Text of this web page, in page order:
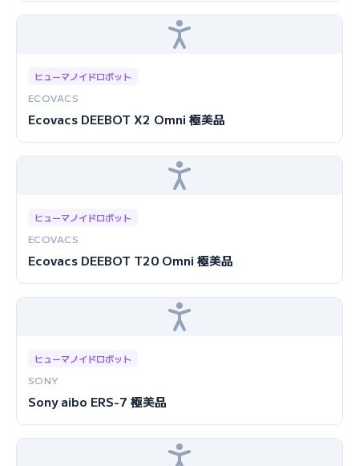
ヒューマノイドロボット
ECOVACS
Ecovacs DEEBOT X2 Omni 極美品
ヒューマノイドロボット
ECOVACS
Ecovacs DEEBOT T20 Omni 極美品
ヒューマノイドロボット
SONY
Sony aibo ERS-7 極美品